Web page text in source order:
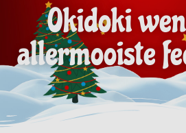
Okidoki
allermooiste